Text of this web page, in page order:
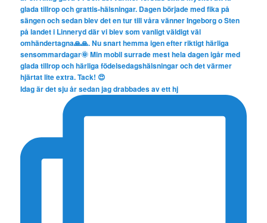
Idag är det sju år sedan jag drabbades av ett hj